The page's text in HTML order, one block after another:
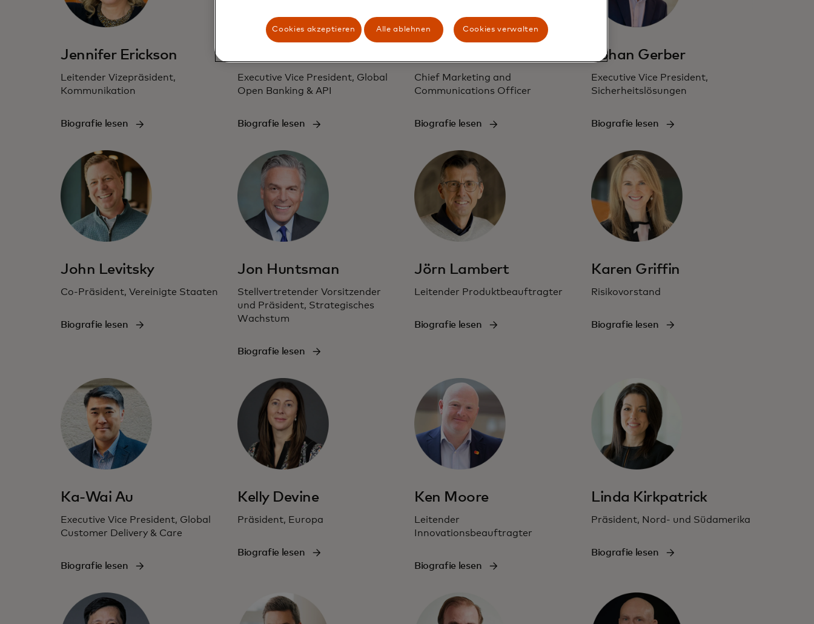
Jennifer Erickson
Leitender Vizepräsident,
Kommunikation
Biografie lesen
Executive Vice President, Global
Open Banking & API
Biografie lesen
Chief Marketing and
Communications Officer
Biografie lesen
Johan Gerber
Executive Vice President,
Sicherheitslösungen
Biografie lesen
John Levitsky
Co-Präsident, Vereinigte Staaten
Biografie lesen
Jon Huntsman
Stellvertretender Vorsitzender
und Präsident, Strategisches
Wachstum
Biografie lesen
Jörn Lambert
Leitender Produktbeauftragter
Biografie lesen
Karen Griffin
Risikovorstand
Biografie lesen
Ka-Wai Au
Executive Vice President, Global
Customer Delivery & Care
Biografie lesen
Kelly Devine
Präsident, Europa
Biografie lesen
Ken Moore
Leitender
Innovationsbeauftragter
Biografie lesen
Linda Kirkpatrick
Präsident, Nord- und Südamerika
Biografie lesen
Cookies akzeptieren Alle ablehnen Cookies verwalten